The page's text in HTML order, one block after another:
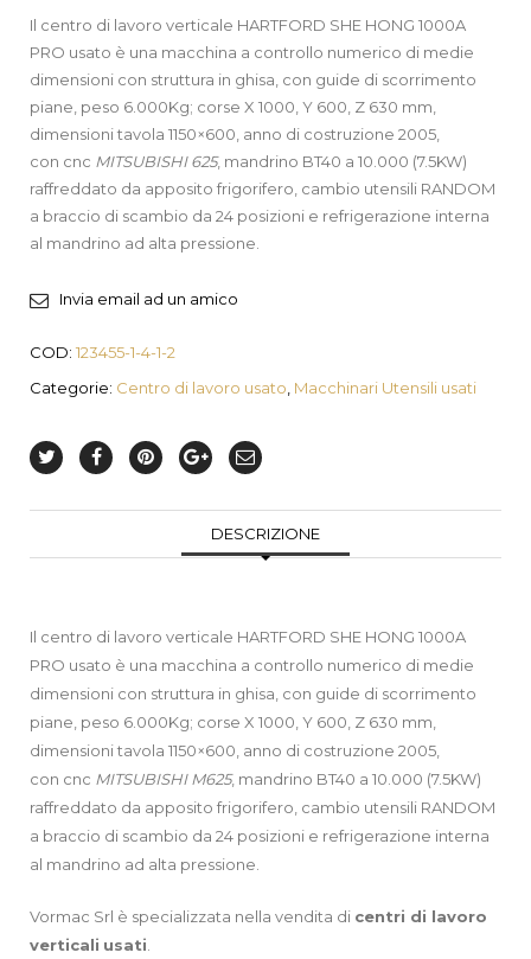
Il centro di lavoro verticale HARTFORD SHE HONG 1000A
PRO usato è una macchina a controllo numerico di medie
dimensioni con struttura in ghisa, con guide di scorrimento
piane, peso 6.000Kg; corse X 1000, Y 600, Z 630 mm,
dimensioni tavola 1150×600, anno di costruzione 2005,
con cnc MITSUBISHI 625, mandrino BT40 a 10.000 (7.5KW)
raffreddato da apposito frigorifero, cambio utensili RANDOM
a braccio di scambio da 24 posizioni e refrigerazione interna
al mandrino ad alta pressione.
Invia email ad un amico
COD: 123455-1-4-1-2
Categorie: Centro di lavoro usato Macchinari Utensili usati
DESCRIZIONE
Il centro di lavoro verticale HARTFORD SHE HONG 1000A
PRO usato è una macchina a controllo numerico di medie
dimensioni con struttura in ghisa, con guide di scorrimento
piane, peso 6.000Kg; corse X 1000, Y 600, Z 630 mm,
dimensioni tavola 1150×600, anno di costruzione 2005,
con cnc MITSUBISHI M625, mandrino BT40 a 10.000 (7.5KW)
raffreddato da apposito frigorifero, cambio utensili RANDOM
a braccio di scambio da 24 posizioni e refrigerazione interna
al mandrino ad alta pressione.
Vormac Srl è specializzata nella vendita di centri di lavoro
verticali usati